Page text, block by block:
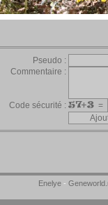
Pseudo :
Commentaire :
Code sécurité : =
Enelye-